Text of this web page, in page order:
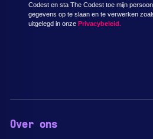
Codest en sta The Codest toe mijn
gegevens op te slaan en te verwerken
uitgelegd in onze Privacybeleid.
Over ons